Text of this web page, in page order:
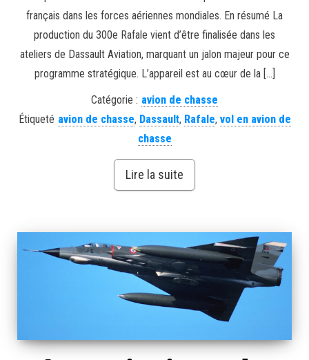
français dans les forces aériennes mondiales. En résumé La
production du 300e Rafale vient d’être finalisée dans les
ateliers de Dassault Aviation, marquant un jalon majeur pour ce
programme stratégique. L’appareil est au cœur de la […]
Catégorie : avion de chasse
Étiqueté avion de chasse, Dassault, Rafale, vol en avion de
chasse
Lire la suite